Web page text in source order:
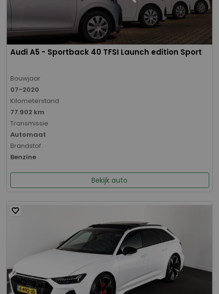
Audi A5 - Sportback 40 TFSI Launch edition Sport
Bouwjaar
07-2020
Kilometerstand
77.902 km
Transmissie
Automaat
Brandstof
Benzine
Bekijk auto